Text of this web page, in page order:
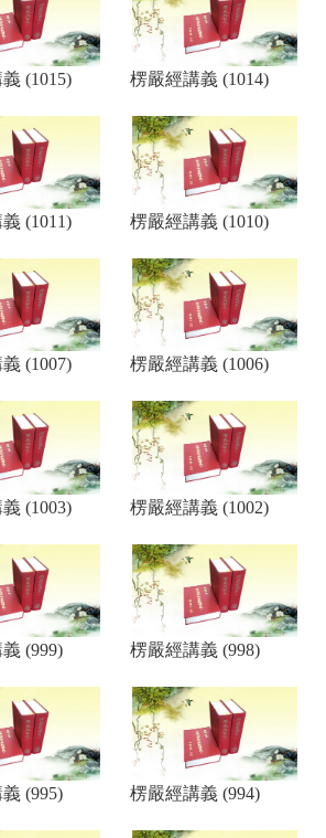
(1015) 楞嚴經講義 (1014)
(1011) 楞嚴經講義 (1010)
(1007) 楞嚴經講義 (1006)
(1003) 楞嚴經講義 (1002)
(999) 楞嚴經講義 (998)
(995) 楞嚴經講義 (994)